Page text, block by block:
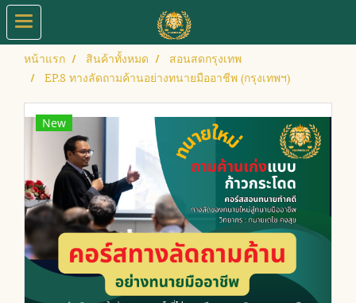
หน้าแรก สินค้าทั้งหมด
สอนสดกรุงเทพ
EP.8 ทางลัดถามค้านอย่างทนายมืออาชีพ (กรุงเทพฯ)
New